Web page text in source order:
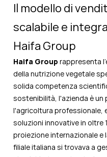
Il modello di
scalabile e
Haifa Group
Haifa Group rappresenta
della nutrizione vegetale
solida competenza
sostenibilità, l'azienda è un
l'agricoltura professionale,
soluzioni innovative in oltre
proiezione internazionale e
filiale italiana si trovava a